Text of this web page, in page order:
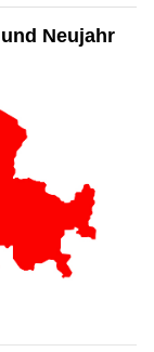
Neujahr